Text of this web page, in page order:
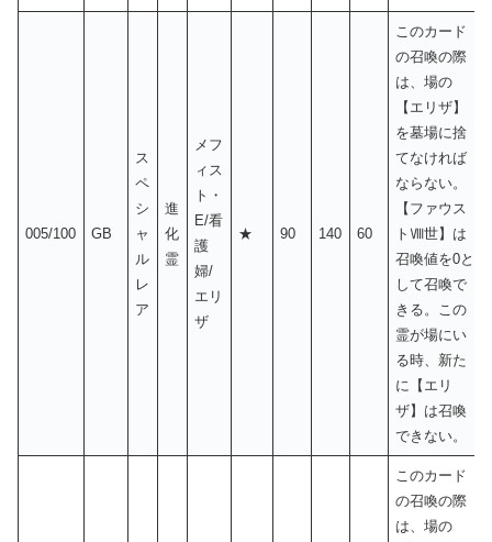
005/100 GB
ス
ペ
シ
ャ
ル
レ
ア
進
化
霊
メフ
ィス
ト・
E/看
護
婦/
エリ
ザ
★ 90 140 60
このカード
の召喚の際
は、場の
【エリザ】
を墓場に捨
てなければ
ならない。
【ファウス
トⅧ世】は
召喚値を0と
して召喚で
きる。この
霊が場にい
る時、新た
に【エリ
ザ】は召喚
できない。
このカード
の召喚の際
は、場の